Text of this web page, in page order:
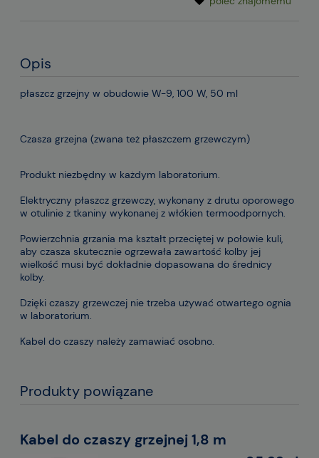
Opis
płaszcz grzejny w obudowie W-9, 100 W, 50 ml
Czasza grzejna (zwana też płaszczem grzewczym)
Produkt niezbędny w każdym laboratorium.
Elektryczny płaszcz grzewczy, wykonany z drutu oporowego
w otulinie z tkaniny wykonanej z włókien termoodpornych.
Powierzchnia grzania ma kształt przeciętej w połowie kuli,
aby czasza skutecznie ogrzewała zawartość kolby jej
wielkość musi być dokładnie dopasowana do średnicy
kolby.
Dzięki czaszy grzewczej nie trzeba używać otwartego ognia
w laboratorium.
Kabel do czaszy należy zamawiać osobno.
Produkty powiązane
Kabel do czaszy grzejnej 1,8 m